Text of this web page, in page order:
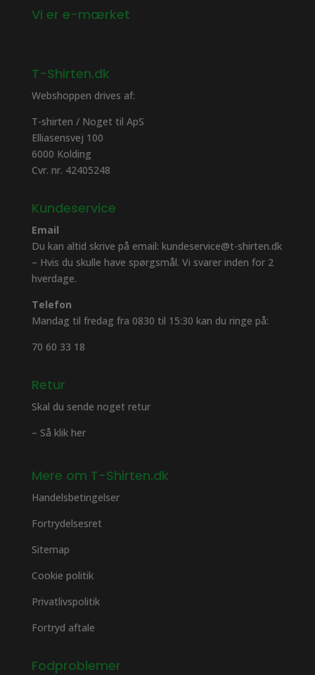
Vi er e-mærket
T-Shirten.dk
Webshoppen drives af:
T-shirten / Noget til ApS
Elliasensvej 100
6000 Kolding
Cvr. nr. 42405248
Kundeservice
Email
Du kan altid skrive på email: kundeservice@t-shirten.dk
– Hvis du skulle have spørgsmål. Vi svarer inden for 2
hverdage.
Telefon
Mandag til fredag fra 0830 til 15:30 kan du ringe på:
70 60 33 18
Retur
Skal du sende noget retur
– Så klik her
Mere om T-Shirten.dk
Handelsbetingelser
Fortrydelsesret
Sitemap
Cookie politik
Privatlivspolitik
Fortryd aftale
Fodproblemer